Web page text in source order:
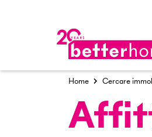
Home Cercare